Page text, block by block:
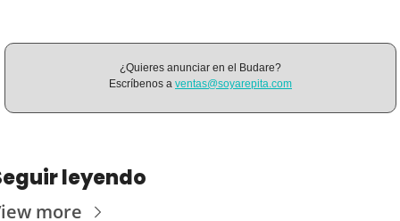
¿Quieres anunciar en el Budare?
Escríbenos a ventas@soyarepita.com
leyendo
more